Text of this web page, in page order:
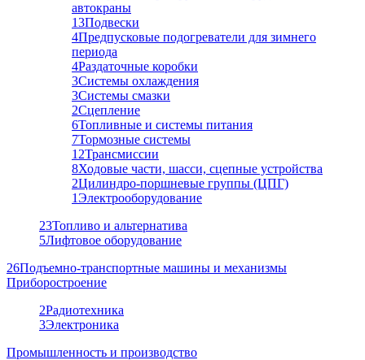
автокраны
13Подвески
4Предпусковые подогреватели для зимнего
периода
4Раздаточные коробки
3Системы охлаждения
3Системы смазки
2Сцепление
6Топливные и системы питания
7Тормозные системы
12Трансмиссии
8Ходовые части, шасси, сцепные устройства
2Цилиндро-поршневые группы (ЦПГ)
1Электрооборудование
23Топливо и альтернатива
5Лифтовое оборудование
26Подъемно-транспортные машины и механизмы
Приборостроение
2Радиотехника
3Электроника
Промышленность и производство